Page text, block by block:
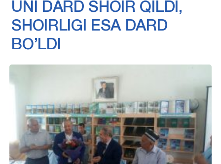
UNI DARD SHOIR QILDI,
SHOIRLIGI ESA DARD
BO’LDI